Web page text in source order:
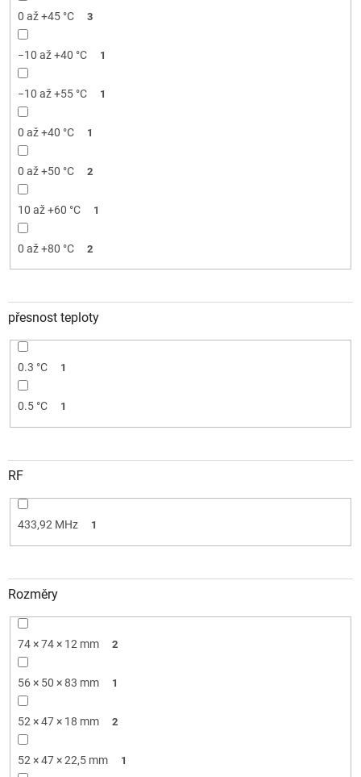
0 až +45 °C 3
−10 až +40 °C 1
−10 až +55 °C 1
0 až +40 °C 1
0 až +50 °C 2
10 až +60 °C 1
0 až +80 °C 2
přesnost teploty
0.3 °C 1
0.5 °C 1
RF
433,92 MHz 1
Rozměry
74 × 74 × 12 mm 2
56 × 50 × 83 mm 1
52 × 47 × 18 mm 2
52 × 47 × 22,5 mm 1